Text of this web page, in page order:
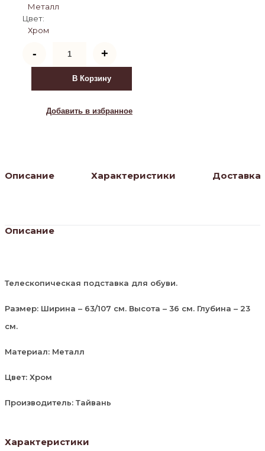
Металл
Цвет:
Хром
-
товара
Подставка
обуви
3025
+
В Корзину
Добавить в избранное
Описание Характеристики Доставка
Описание
Телескопическая подставка для обуви.
Размер: Ширина – 63/107 см. Высота – 36 см. Глубина – 23
см.
Материал: Металл
Цвет: Хром
Производитель: Тайвань
Характеристики